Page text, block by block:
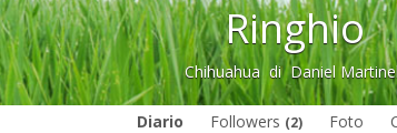
Ringhio
ChihuahuadiDaniel
Diario Followers (2) Foto